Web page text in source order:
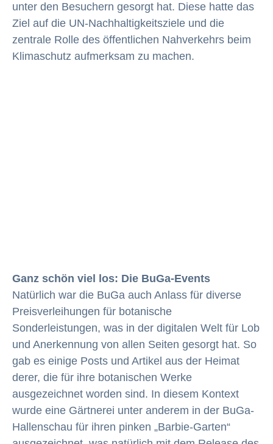
unter den Besuchern gesorgt hat. Diese hatte das
Ziel auf die UN-Nachhaltigkeitsziele und die
zentrale Rolle des öffentlichen Nahverkehrs beim
Klimaschutz aufmerksam zu machen.
Ganz schön viel los: Die BuGa-Events
Natürlich war die BuGa auch Anlass für diverse
Preisverleihungen für botanische
Sonderleistungen, was in der digitalen Welt für Lob
und Anerkennung von allen Seiten gesorgt hat. So
gab es einige Posts und Artikel aus der Heimat
derer, die für ihre botanischen Werke
ausgezeichnet worden sind. In diesem Kontext
wurde eine Gärtnerei unter anderem in der BuGa-
Hallenschau für ihren pinken „Barbie-Garten“